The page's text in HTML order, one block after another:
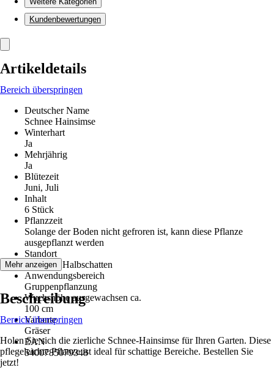
Kundenbewertungen
Artikeldetails
Bereich überspringen
Deutscher Name
Schnee Hainsimse
Winterhart
Ja
Mehrjährig
Ja
Blütezeit
Juni, Juli
Inhalt
6 Stück
Pflanzzeit
Solange der Boden nicht gefroren ist, kann diese Pflanze
ausgepflanzt werden
Standort
Schatten, Halbschatten
Anwendungsbereich
Gruppenpflanzung
Wuchshöhe ausgewachsen ca.
100 cm
Variante
Gräser
EAN
5400785079348
Mehr anzeigen
Beschreibung
Bereich überspringen
Holen Sie sich die zierliche Schnee-Hainsimse für Ihren Garten. Diese
pflegeleichte Pflanze ist ideal für schattige Bereiche. Bestellen Sie
jetzt!